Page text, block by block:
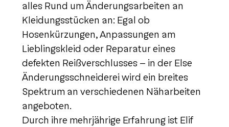
alles Rund um Änderungsarbeiten an
Kleidungsstücken an: Egal ob
Hosenkürzungen, Anpassungen am
Lieblingskleid oder Reparatur eines
defekten Reißverschlusses – in der Else
Änderungsschneiderei wird ein breites
Spektrum an verschiedenen Näharbeiten
angeboten.
Durch ihre mehrjährige Erfahrung ist Elif